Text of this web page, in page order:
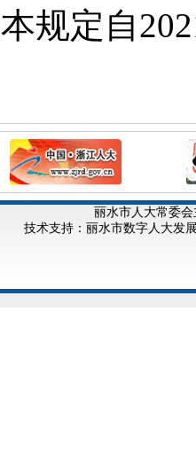
本规定自
丽水市人大常委会
技术支持：丽水市数字人大发